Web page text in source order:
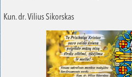
Kun. dr. Vilius Sikorskas